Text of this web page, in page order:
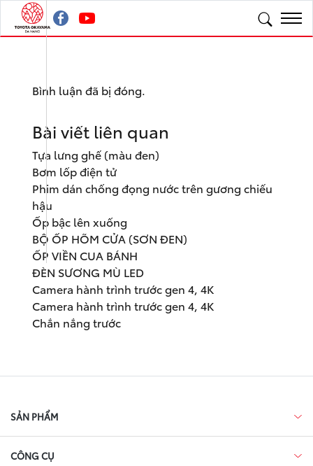
Bình luận đã bị đóng.
Bài viết liên quan
Tựa lưng ghế (màu đen)
Bơm lốp điện tử
Phim dán chống đọng nước trên gương chiếu
hậu
Ốp bậc lên xuống
BỘ ỐP HÕM CỬA (SƠN ĐEN)
ỐP VIỀN CUA BÁNH
ĐÈN SƯƠNG MÙ LED
Camera hành trình trước gen 4, 4K
Camera hành trình trước gen 4, 4K
Chắn nắng trước
SẢN PHẨM
CÔNG CỤ